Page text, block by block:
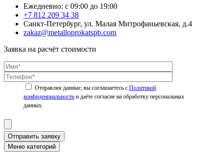
Ежедневно: с 09:00 до 19:00
+7 812 209 34 38
Санкт-Петербург, ул. Малая Митрофаньевская, д.4
zakaz@metalloprokatspb.com
Заявка на расчёт стоимости
Политикой
конфиденциальности
Отправить заявку
Меню категорий